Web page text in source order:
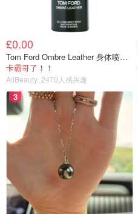
£0.00
Tom Ford Ombre Leather 身体喷雾 150ml
卡霸哥了！！
AllBeauty 2470人感兴趣
3